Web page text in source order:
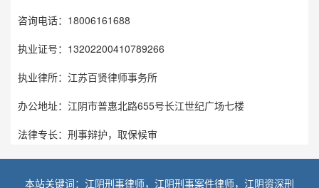
咨询电话：18006161688
执业证号：13202200410789266
执业律所：江苏百贤律师事务所
办公地址：江阴市普惠北路655号长江世纪广场七楼
法律专长：刑事辩护，取保候审
本站关键词：江阴刑事律师，江阴刑事案件律师，江阴资深刑